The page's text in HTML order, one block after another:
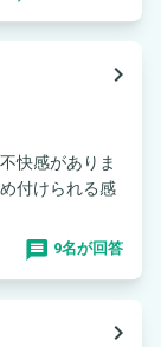
navigate_next
快感がありま
付けられる感
9名が回答
navigate_next